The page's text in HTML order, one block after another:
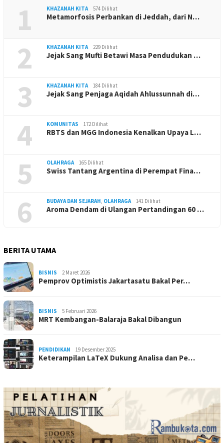
1 KHAZANAH KITA 574 Dilihat
Metamorfosis Perbankan di Jeddah, dari N…
2 KHAZANAH KITA 229 Dilihat
Jejak Sang Mufti Betawi Masa Pendudukan …
3 KHAZANAH KITA 184 Dilihat
Jejak Sang Penjaga Aqidah Ahlussunnah di…
4 KOMUNITAS 172 Dilihat
RBTS dan MGG Indonesia Kenalkan Upaya L…
5 OLAHRAGA 165 Dilihat
Swiss Tantang Argentina di Perempat Fina…
6 BUDAYA DAN SEJARAH, OLAHRAGA 141 Dilihat
Aroma Dendam di Ulangan Pertandingan 60 …
BERITA UTAMA
BISNIS 2 Maret 2026
Pemprov Optimistis Jakartasatu Bakal Per…
BISNIS 5 Februari 2026
MRT Kembangan-Balaraja Bakal Dibangun
PENDIDIKAN 19 Desember 2025
Keterampilan LaTeX Dukung Analisa dan Pe…